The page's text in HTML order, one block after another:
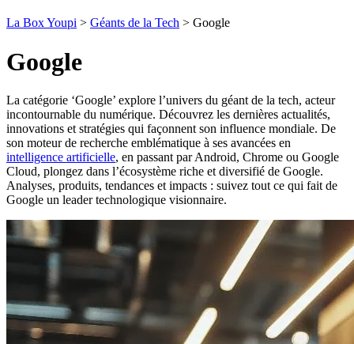
La Box Youpi > Géants de la Tech > Google
Google
La catégorie ‘Google’ explore l’univers du géant de la tech, acteur
incontournable du numérique. Découvrez les dernières actualités,
innovations et stratégies qui façonnent son influence mondiale. De
son moteur de recherche emblématique à ses avancées en
intelligence artificielle, en passant par Android, Chrome ou Google
Cloud, plongez dans l’écosystème riche et diversifié de Google.
Analyses, produits, tendances et impacts : suivez tout ce qui fait de
Google un leader technologique visionnaire.